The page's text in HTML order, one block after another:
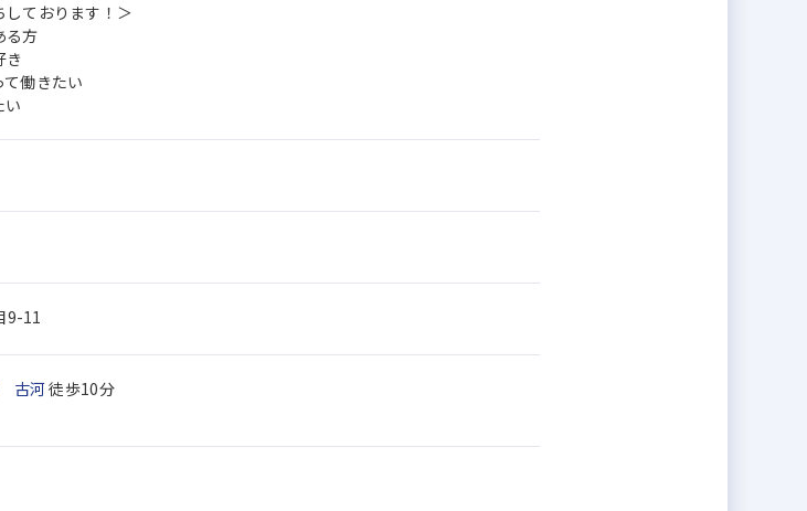
ております！＞
る方
き
働きたい
い
9-11
古河徒歩10分